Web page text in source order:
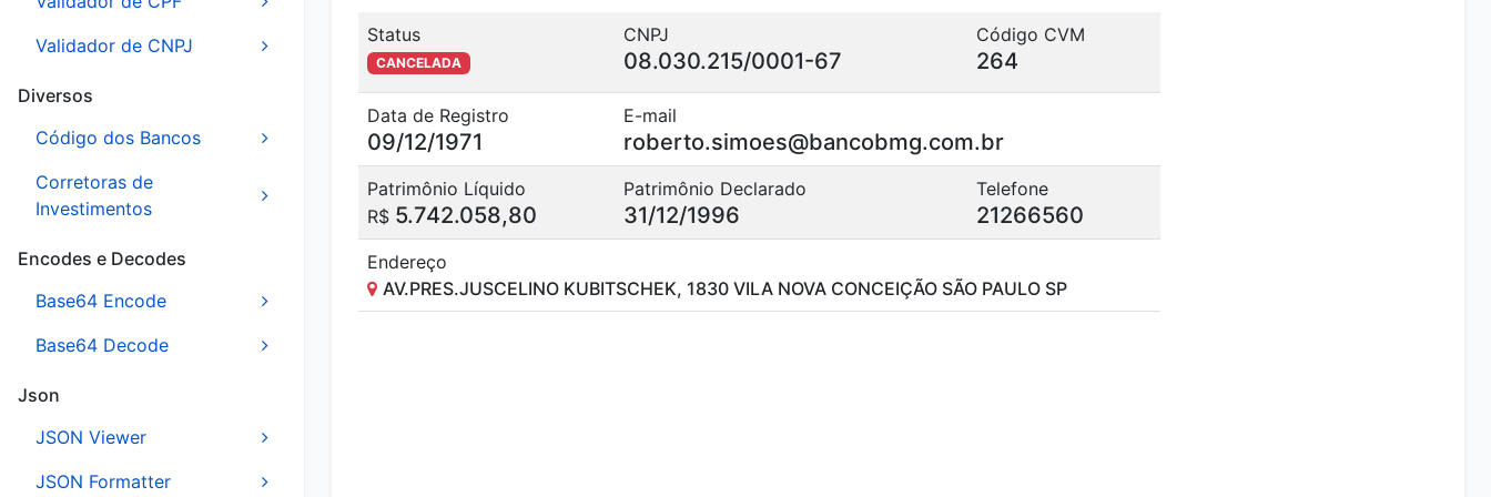
Validador de CNPJ
Diversos
Código dos Bancos
Corretoras de
Investimentos
Encodes e Decodes
Base64 Encode
Base64 Decode
Json
JSON Viewer
JSON Formatter
Status
CANCELADA
CNPJ
08.030.215/0001-67
Código CVM
264
Data de Registro
09/12/1971
E-mail
roberto.simoes@bancobmg.com.br
Patrimônio Líquido
R$ 5.742.058,80
Patrimônio Declarado
31/12/1996
Telefone
21266560
Endereço
AV.PRES.JUSCELINO KUBITSCHEK, 1830 VILA NOVA CONCEIÇÃO SÃO PAULO SP